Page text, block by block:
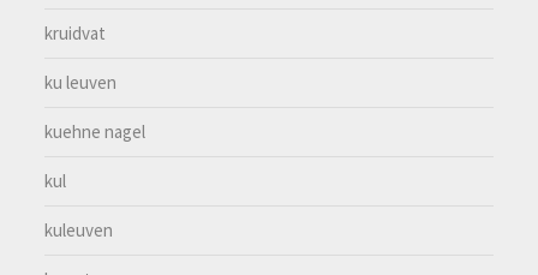
kruidvat
ku leuven
kuehne nagel
kul
kuleuven